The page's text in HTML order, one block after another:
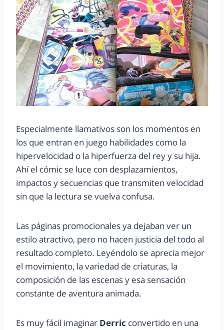
Especialmente llamativos son los momentos en
los que entran en juego habilidades como la
hipervelocidad o la hiperfuerza del rey y su hija.
Ahí el cómic se luce con desplazamientos,
impactos y secuencias que transmiten velocidad
sin que la lectura se vuelva confusa.
Las páginas promocionales ya dejaban ver un
estilo atractivo, pero no hacen justicia del todo al
resultado completo. Leyéndolo se aprecia mejor
el movimiento, la variedad de criaturas, la
composición de las escenas y esa sensación
constante de aventura animada.
Es muy fácil imaginar Derric convertido en una